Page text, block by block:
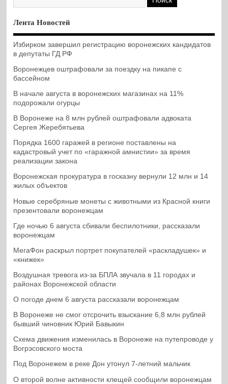
Лента Новостей
Избирком завершил регистрацию воронежских кандидатов
в депутаты ГД РФ
Воронежцев оштрафовали за поездку на пикапе с
бассейном
В начале августа в воронежских магазинах на 11%
подорожали огурцы
В Воронеже на 8 млн рублей оштрафовали адвоката
Сергея Жеребятьева
Порядка 1600 гаражей в регионе поставлены на
кадастровый учет по «гаражной амнистии» за время
реализации закона
Воронежская прокуратура в госказну вернули 12 млн и 14
жилых объектов
Новые серебряные монеты с животными из Красной книги
презентовали воронежцам
Где ночью 6 августа сбивали беспилотники, рассказали
воронежцам
МегаФон раскрыл портрет покупателей «раскладушек» и
«книжек»
Воздушная тревога из-за БПЛА звучала в 11 городах и
районах Воронежской области
О погоде днем 6 августа рассказали воронежцам
В Воронеже не смог отсрочить взыскание 6,8 млн рублей
бывший чиновник Юрий Бавыкин
Схема движения изменилась в Воронеже на путепроводе у
Вогрэсовского моста
Под Воронежем в реке Дон утонул 7-летний мальчик
О второй волне активности клещей сообщили воронежцам